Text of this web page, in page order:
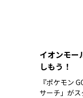
イオンモー
しもう！
『ポケモン
サーチ」が